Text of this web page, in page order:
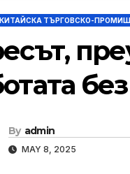
ТЪРГОВСКО-
By admin
MAY 8, 2025